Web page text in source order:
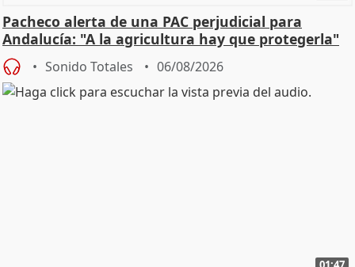
Pacheco alerta de una PAC perjudicial para
Andalucía: "A la agricultura hay que protegerla"
Sonido Totales 06/08/2026